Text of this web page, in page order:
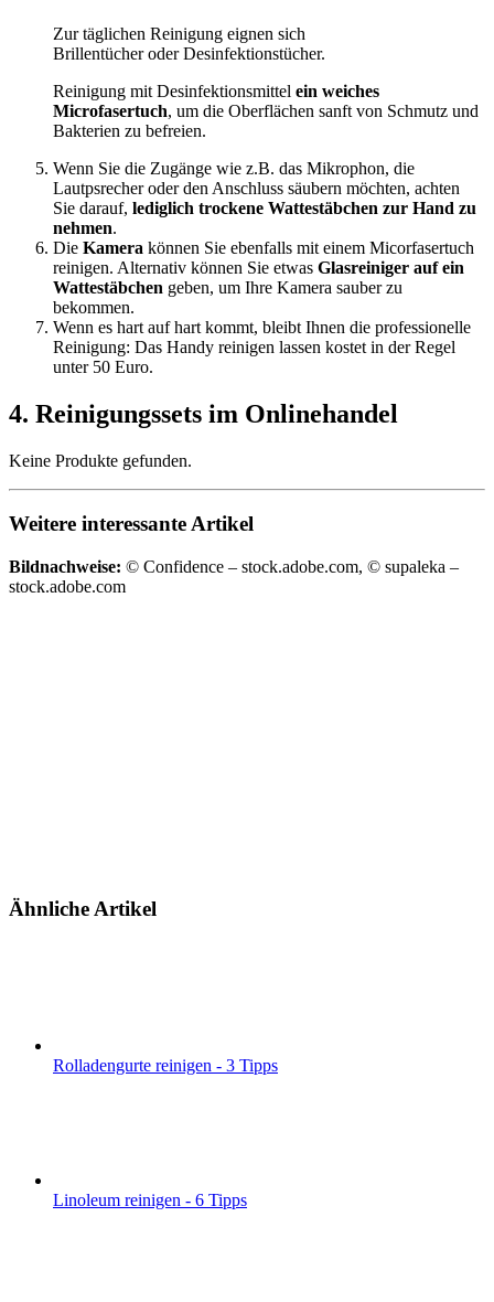
Zur täglichen Reinigung eignen sich
Brillentücher oder Desinfektionstücher.
Reinigung mit Desinfektionsmittel ein weiches
Microfasertuch, um die Oberflächen sanft von Schmutz und
Bakterien zu befreien.
Wenn Sie die Zugänge wie z.B. das Mikrophon, die
Lautpsrecher oder den Anschluss säubern möchten, achten
Sie darauf, lediglich trockene Wattestäbchen zur Hand zu
nehmen.
Die Kamera können Sie ebenfalls mit einem Micorfasertuch
reinigen. Alternativ können Sie etwas Glasreiniger auf ein
Wattestäbchen geben, um Ihre Kamera sauber zu
bekommen.
Wenn es hart auf hart kommt, bleibt Ihnen die professionelle
Reinigung: Das Handy reinigen lassen kostet in der Regel
unter 50 Euro.
4. Reinigungssets im Onlinehandel
Keine Produkte gefunden.
Weitere interessante Artikel
Bildnachweise: © Confidence – stock.adobe.com, © supaleka –
stock.adobe.com
Ähnliche Artikel
Rolladengurte reinigen - 3 Tipps
Linoleum reinigen - 6 Tipps